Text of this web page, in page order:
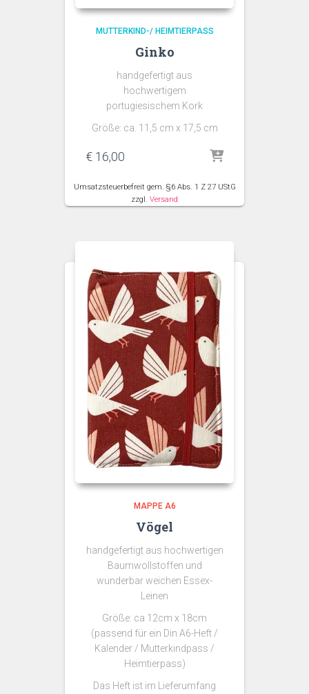
MUTTERKIND-/ HEIMTIERPASS
Ginko
handgefertigt aus
hochwertigem
portugiesischem Kork
Größe: ca. 11,5 cm x 17,5 cm
€ 16,00
Umsatzsteuerbefreit gem. §6 Abs. 1 Z 27 UStG
zzgl. Versand
MAPPE A6
Vögel
handgefertigt aus hochwertigen
Baumwollstoffen und
wunderbar weichen Essex-
Leinen
Größe: ca 12cm x 18cm
(passend für ein Din A6-Heft /
Kalender / Mutterkindpass /
Heimtierpass)
Das Heft ist im Lieferumfang